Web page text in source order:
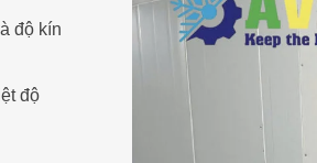
độ kín
độ